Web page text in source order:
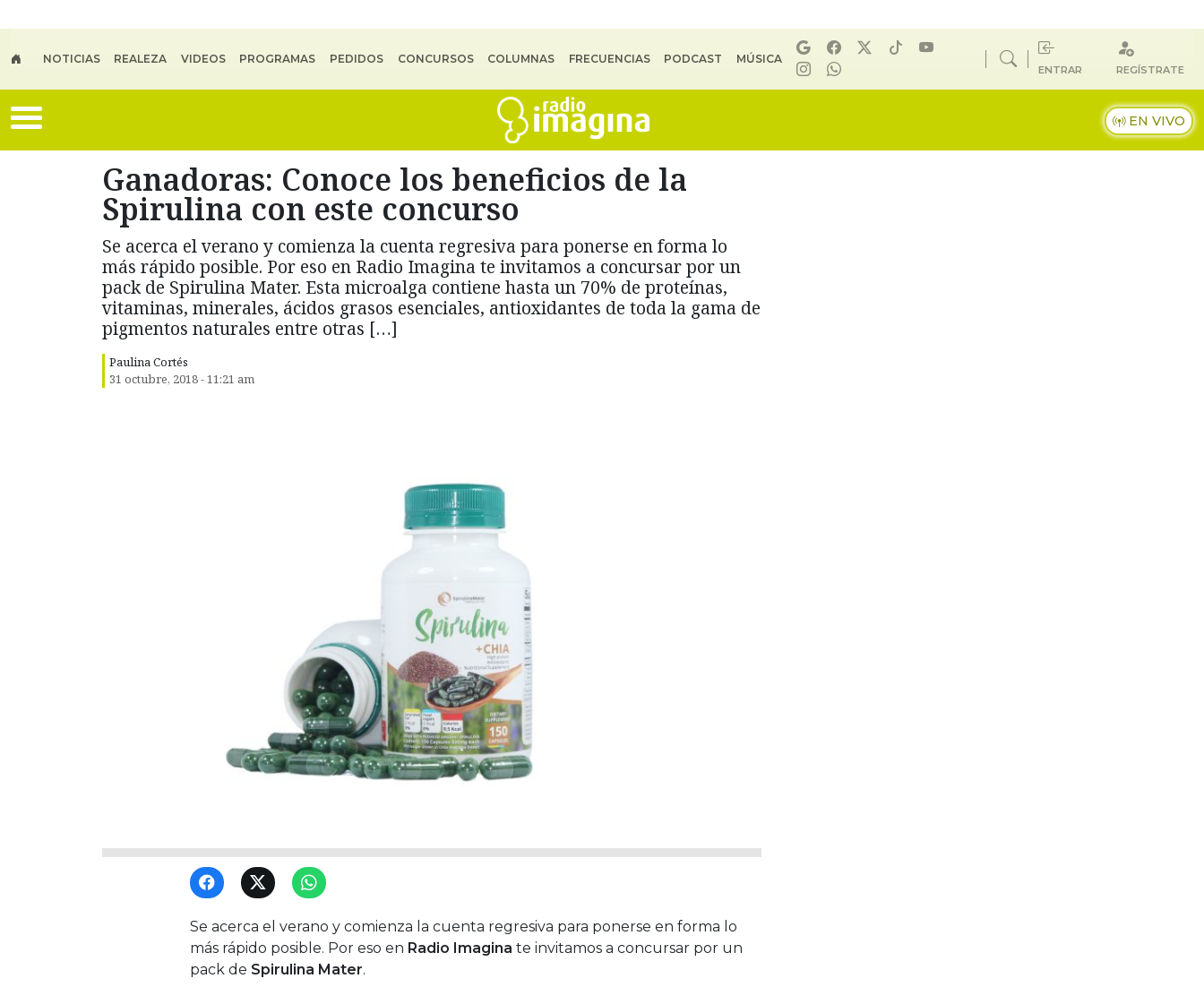
NOTICIAS REALEZA VIDEOS PROGRAMAS PEDIDOS CONCURSOS COLUMNAS FRECUENCIAS PODCAST MÚSICA
ENTRAR REGÍSTRATE
EN VIVO
Ganadoras: Conoce los beneficios de la
Spirulina con este concurso
Se acerca el verano y comienza la cuenta regresiva para ponerse en forma lo
más rápido posible. Por eso en Radio Imagina te invitamos a concursar por un
pack de Spirulina Mater. Esta microalga contiene hasta un 70% de proteínas,
vitaminas, minerales, ácidos grasos esenciales, antioxidantes de toda la gama de
pigmentos naturales entre otras […]
Paulina Cortés
31 octubre, 2018 - 11:21 am
Se acerca el verano y comienza la cuenta regresiva para ponerse en forma lo
más rápido posible. Por eso en Radio Imagina te invitamos a concursar por un
pack de Spirulina Mater.